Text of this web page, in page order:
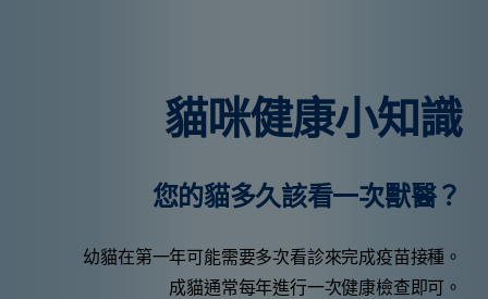
貓咪健康小知識
您的貓多久該看一次獸醫？
幼貓在第一年可能需要多次看診來完成疫苗接種。
成貓通常每年進行一次健康檢查即可。